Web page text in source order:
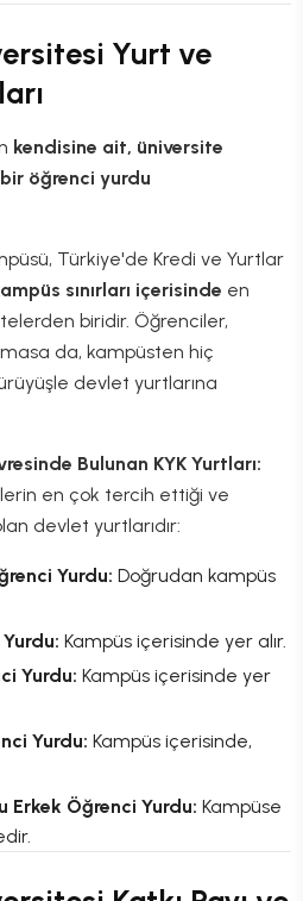
Yurt ve
kendisine ait, üniversite
öğrenci yurdu
Türkiye'de Kredi ve Yurtlar
sınırları içerisinde en
biridir. Öğrenciler,
da, kampüsten hiç
devlet yurtlarına
Bulunan KYK Yurtları:
en çok tercih ettiği ve
devlet yurtlarıdır:
Yurdu: Doğrudan kampüs
Kampüs içerisinde yer alır.
Yurdu: Kampüs içerisinde yer
Yurdu: Kampüs içerisinde,
Öğrenci Yurdu: Kampüse